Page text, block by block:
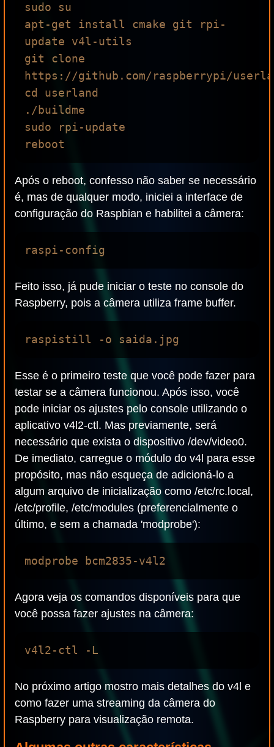
sudo su
apt-get install cmake git rpi-
update v4l-utils
git clone
https://github.com/raspberrypi/
cd userland
./buildme
sudo rpi-update
Após o reboot, confesso não saber se necessário
é, mas de qualquer modo, iniciei a interface de
configuração do Raspbian e habilitei a câmera:
Feito isso, já pude iniciar o teste no console do
Raspberry, pois a câmera utiliza frame buffer.
Esse é o primeiro teste que você pode fazer para
testar se a câmera funcionou. Após isso, você
pode iniciar os ajustes pelo console utilizando o
aplicativo v4l2-ctl. Mas previamente, será
necessário que exista o dispositivo /dev/video0.
De imediato, carregue o módulo do v4l para esse
propósito, mas não esqueça de adicioná-lo a
algum arquivo de inicialização como /etc/rc.local,
/etc/profile, /etc/modules (preferencialmente o
último, e sem a chamada 'modprobe'):
Agora veja os comandos disponíveis para que
você possa fazer ajustes na câmera:
No próximo artigo mostro mais detalhes do v4l e
como fazer uma streaming da câmera do
Raspberry para visualização remota.